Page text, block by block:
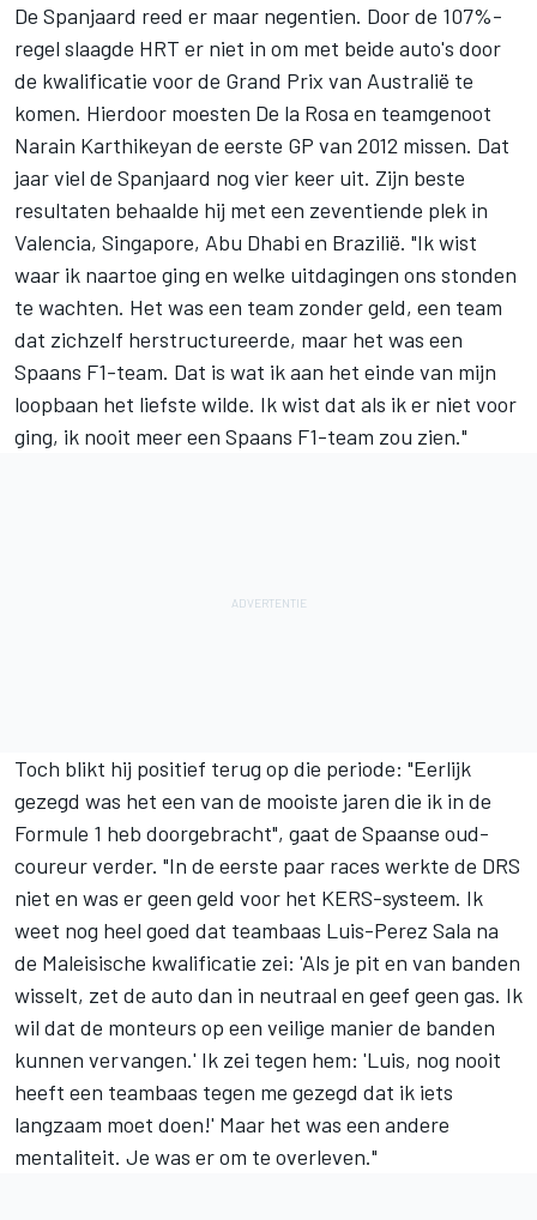
De Spanjaard reed er maar negentien. Door de 107%-
regel slaagde HRT er niet in om met beide auto's door
de kwalificatie voor de Grand Prix van Australië te
komen. Hierdoor moesten De la Rosa en teamgenoot
Narain Karthikeyan de eerste GP van 2012 missen. Dat
jaar viel de Spanjaard nog vier keer uit. Zijn beste
resultaten behaalde hij met een zeventiende plek in
Valencia, Singapore, Abu Dhabi en Brazilië. "Ik wist
waar ik naartoe ging en welke uitdagingen ons stonden
te wachten. Het was een team zonder geld, een team
dat zichzelf herstructureerde, maar het was een
Spaans F1-team. Dat is wat ik aan het einde van mijn
loopbaan het liefste wilde. Ik wist dat als ik er niet voor
ging, ik nooit meer een Spaans F1-team zou zien."
Toch blikt hij positief terug op die periode: "Eerlijk
gezegd was het een van de mooiste jaren die ik in de
Formule 1 heb doorgebracht", gaat de Spaanse oud-
coureur verder. "In de eerste paar races werkte de DRS
niet en was er geen geld voor het KERS-systeem. Ik
weet nog heel goed dat teambaas Luis-Perez Sala na
de Maleisische kwalificatie zei: 'Als je pit en van banden
wisselt, zet de auto dan in neutraal en geef geen gas. Ik
wil dat de monteurs op een veilige manier de banden
kunnen vervangen.' Ik zei tegen hem: 'Luis, nog nooit
heeft een teambaas tegen me gezegd dat ik iets
langzaam moet doen!' Maar het was een andere
mentaliteit. Je was er om te overleven."